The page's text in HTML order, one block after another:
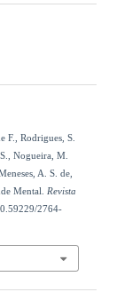
F., Rodrigues, S.
Nogueira, M.
A. S. de,
Mental. Revista
2764-